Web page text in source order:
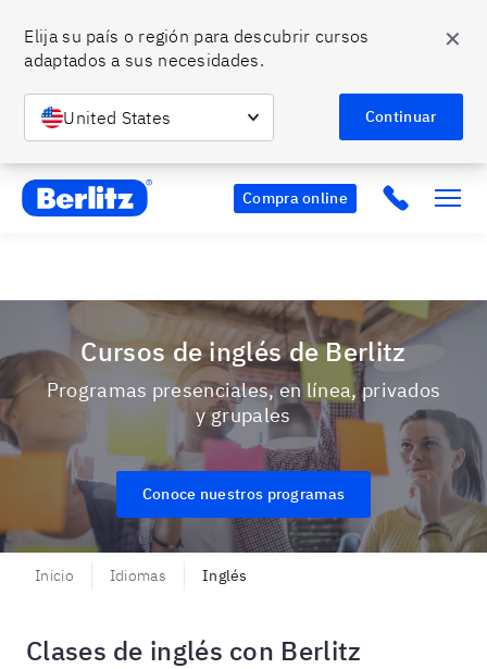
¿Listo para hablar bien inglés?🤩 Hazlo con Berlitz y
aprovecha nuestros descuentos.
Elija su país o región para descubrir cursos
adaptados a sus necesidades.
United States Continuar
✕
Berlitz Chile Compra online Click to
Cursos de inglés de Berlitz
Programas presenciales, en línea, privados
y grupales
Conoce nuestros programas
Inicio Idiomas Inglés
Clases de inglés con Berlitz